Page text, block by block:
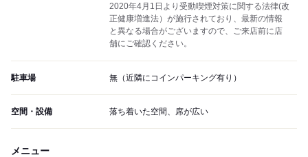
2020年4月1日より受動喫煙対策に関する法律(改
正健康増進法）が施行されており、最新の情報
と異なる場合がございますので、ご来店前に店
舗にご確認ください。
駐車場 無（近隣にコインパーキング有り）
空間・設備 落ち着いた空間、席が広い
メニュー